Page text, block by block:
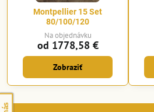
Montpellier 15 Set
80/100/120
Na objednávku
od 1778,58 €
Zobraziť